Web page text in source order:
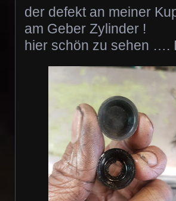
der defekt an meiner
am Geber Zylinder !
hier schön zu sehen ….